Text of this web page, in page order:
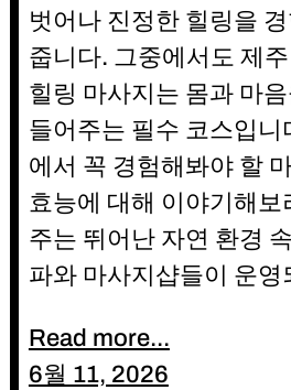
벗어나 진정한 힐링을
줍니다. 그중에서도 제주
힐링 마사지는 몸과 마
들어주는 필수 코스입니
에서 꼭 경험해봐야 할
효능에 대해 이야기해보
주는 뛰어난 자연 환경
파와 마사지샵들이 운
Read more...
6월 11, 2026